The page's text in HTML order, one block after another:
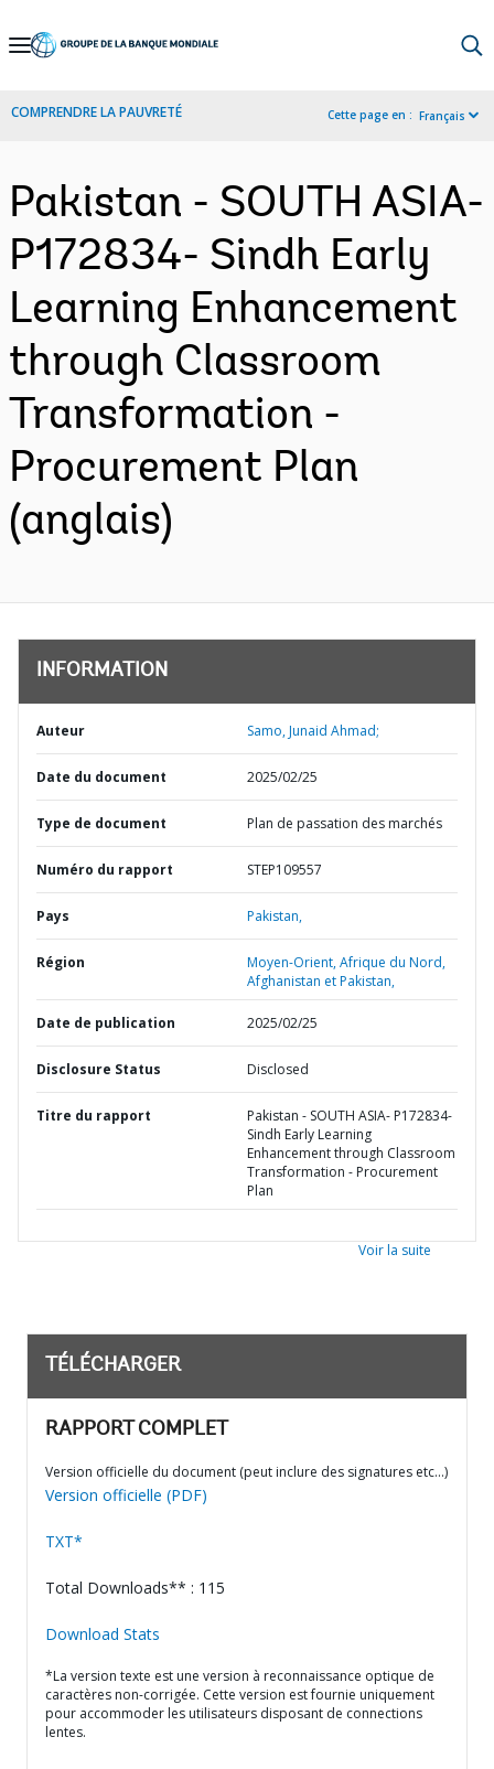
Skip
Navigation
COMPRENDRE LA PAUVRETÉ Cette page en : Français
Pakistan - SOUTH ASIA-
P172834- Sindh Early
Learning Enhancement
through Classroom
Transformation -
Procurement Plan
(anglais)
INFORMATION
Auteur Samo, Junaid Ahmad;
Date du document 2025/02/25
Type de document Plan de passation des marchés
Numéro du rapport STEP109557
Pays Pakistan,
Région
Moyen-Orient, Afrique du Nord,
Afghanistan et Pakistan,
Date de publication 2025/02/25
Disclosure Status Disclosed
Titre du rapport
Pakistan - SOUTH ASIA- P172834-
Sindh Early Learning
Enhancement through Classroom
Transformation - Procurement
Plan
Voir la suite
TÉLÉCHARGER
RAPPORT COMPLET
Version officielle du document (peut inclure des signatures etc…)
Version officielle (PDF)
TXT*
Total Downloads** : 115
Download Stats
*La version texte est une version à reconnaissance optique de
caractères non-corrigée. Cette version est fournie uniquement
pour accommoder les utilisateurs disposant de connections
lentes.